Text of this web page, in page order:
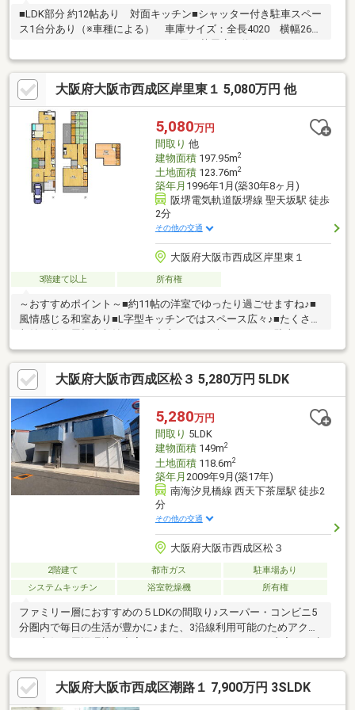
■LDK部分 約12帖あり 対面キッチン■シャッター付き駐車スペー
ス1台分あり（※車種による） 車庫サイズ：全長4020 横幅2615
リーマート西成松二丁目店 約409ｍ※再建築不可物件
大阪府大阪市西成区岸里東１ 5,080万円 他
5,080万円
間取り 他
建物面積197.95m2
土地面積123.76m2
築年月 1996年1月(築30年8ヶ月)
阪堺電気軌道阪堺線 聖天坂駅 徒歩
2分
その他の交通
大阪府大阪市西成区岸里東１
3階建て以上 所有権
～おすすめポイント～■約11帖の洋室でゆったり過ごせますね♪■
風情感じる和室あり■L字型キッチンではスペース広々♪■たくさん
ースあり♪～周辺環境～・コンビニまで徒歩約3分・スーパーまで
徒歩約4分・病院まで徒歩約11分・郵便局まで徒歩約6分天下茶屋
小学校まで徒歩約8分とお子様の通いやすい距離♪公園も近く、子
育て世代の方にもおすすめ！その他、周辺には生活に便利な施設
が充実！ぜひ、一度ご覧になってみませんか♪ 住宅ローンや資金
計画などお気軽にご相談ください！お気軽にお問合せください！
大阪府大阪市西成区松３ 5,280万円 5LDK
5,280万円
間取り 5LDK
建物面積149m2
土地面積118.6m2
築年月 2009年9月(築17年)
南海汐見橋線 西天下茶屋駅 徒歩2
分
その他の交通
大阪府大阪市西成区松３
2階建て 都市ガス
駐車場あり
システムキッチン
浴室乾燥機 所有権
ファミリー層におすすめの５LDKの間取り♪スーパー・コンビニ5
分圏内で毎日の生活が豊かに♪また、3沿線利用可能のためアクセ
回り入れ替え(キッチン・洗面・浴室・トイレ)・クロス貼り替
え・LDKフローリング張り替え・洗面・トイレCF貼り替え・ハウ
スクリーニング駅近♪大都心まですぐ近く♪天下茶屋駅からなんば
駅まで電車で5分♪岸里駅から西梅田まで電車で15分♪8帖のお部屋
大阪府大阪市西成区潮路１ 7,900万円 3SLDK